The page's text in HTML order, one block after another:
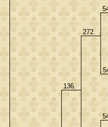
136.
272.